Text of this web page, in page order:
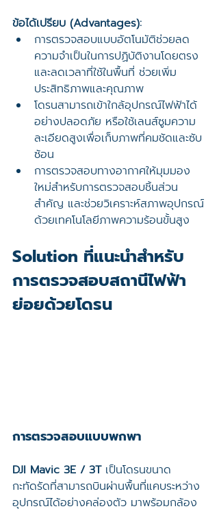
ข้อได้เปรียบ (Advantages):
การตรวจสอบแบบอัตโนมัติช่วยลด
ความจำเป็นในการปฏิบัติงานโดยตรง
และลดเวลาที่ใช้ในพื้นที่ ช่วยเพิ่ม
ประสิทธิภาพและคุณภาพ
โดรนสามารถเข้าใกล้อุปกรณ์ไฟฟ้าได้
อย่างปลอดภัย หรือใช้เลนส์ซูมความ
ละเอียดสูงเพื่อเก็บภาพที่คมชัดและซับ
ซ้อน
การตรวจสอบทางอากาศให้มุมมอง
ใหม่สำหรับการตรวจสอบชิ้นส่วน
สำคัญ และช่วยวิเคราะห์สภาพอุปกรณ์
ด้วยเทคโนโลยีภาพความร้อนขั้นสูง
Solution ที่แนะนำสำหรับ
การตรวจสอบสถานีไฟฟ้า
ย่อยด้วยโดรน
การตรวจสอบแบบพกพา
DJI Mavic 3E / 3T เป็นโดรนขนาด
กะทัดรัดที่สามารถบินผ่านพื้นที่แคบระหว่าง
อุปกรณ์ได้อย่างคล่องตัว มาพร้อมกล้อง